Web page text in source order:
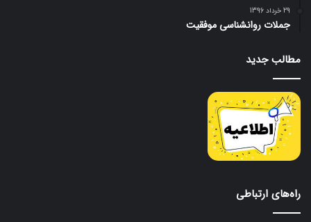
29 خرداد 1396
جملات روانشناسی موفقیت
مطالب جدید
راه‌های ارتباطی